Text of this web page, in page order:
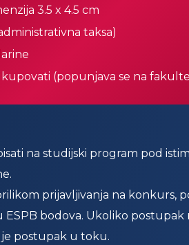
3.5 x 4.5 cm
taksa)
(popunjava se na
na studijski program pod
prijavljivanja na konkurs,
bodova. Ukoliko
postupak u toku.